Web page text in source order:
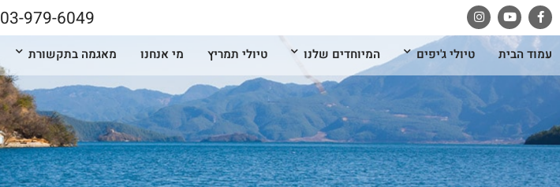
03-979-6049
עמוד הבית טיולי ג'יפים המיוחדים שלנו טיולי תמריץ מי אנחנו מאגמה בתקשורת